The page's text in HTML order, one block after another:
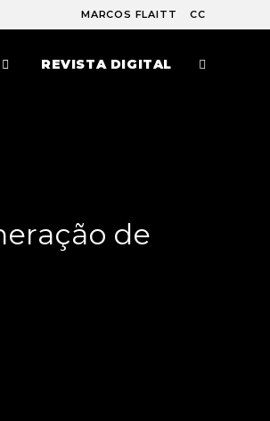
MARCOS FLAITT CC
REVISTA DIGITAL
de